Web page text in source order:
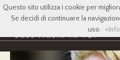
Questo sito utilizza i cookie per
Se decidi di continuare la
uso. +Info